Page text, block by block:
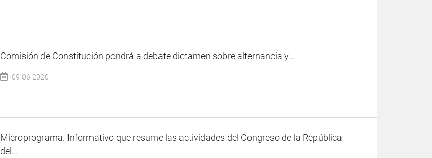
Comisión de Constitución pondrá a debate dictamen sobre alternancia y...
09-06-2020
Microprograma. Informativo que resume las actividades del Congreso de la República
del...